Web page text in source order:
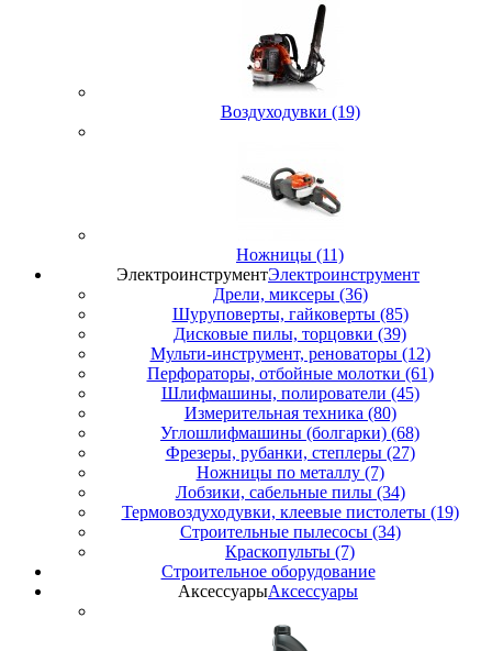
Воздуходувки (19)
Ножницы (11)
ЭлектроинструментЭлектроинструмент
Дрели, миксеры (36)
Шуруповерты, гайковерты (85)
Дисковые пилы, торцовки (39)
Мульти-инструмент, реноваторы (12)
Перфораторы, отбойные молотки (61)
Шлифмашины, полирователи (45)
Измерительная техника (80)
Углошлифмашины (болгарки) (68)
Фрезеры, рубанки, степлеры (27)
Ножницы по металлу (7)
Лобзики, сабельные пилы (34)
Термовоздуходувки, клеевые пистолеты (19)
Строительные пылесосы (34)
Краскопульты (7)
Строительное оборудование
АксессуарыАксессуары